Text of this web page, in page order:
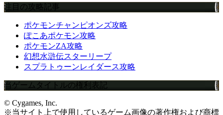
注目の攻略記事
ポケモンチャンピオンズ攻略
ぽこあポケモン攻略
ポケモンZA攻略
幻想水滸伝スターリープ
スプラトゥーンレイダース攻略
当ゲームタイトルの権利表記
© Cygames, Inc.
※当サイト上で使用しているゲーム画像の著作権および商標